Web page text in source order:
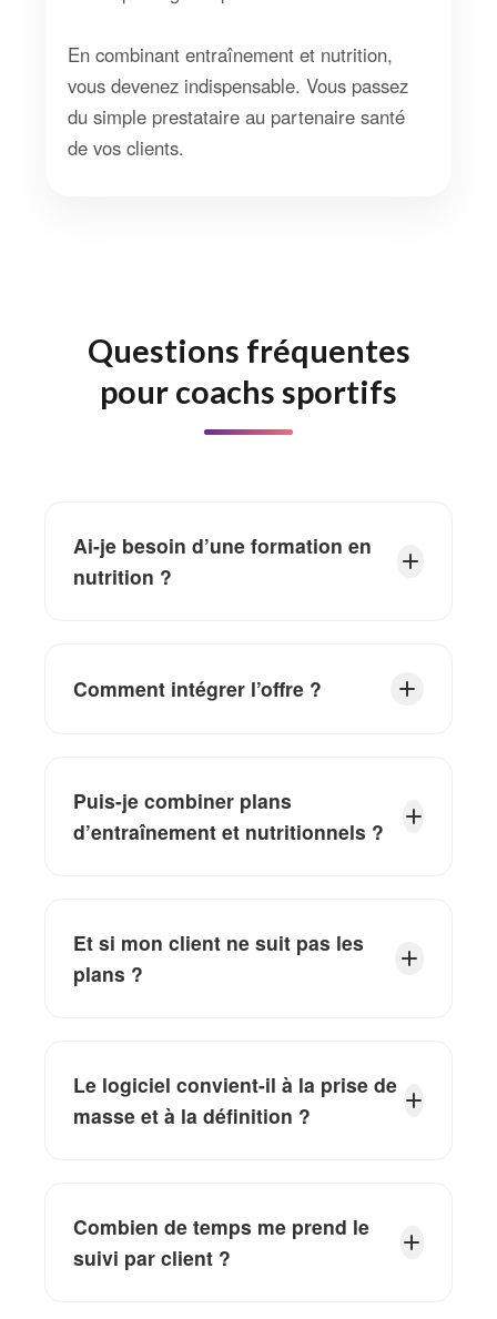
En combinant entraînement et nutrition,
vous devenez indispensable. Vous passez
du simple prestataire au partenaire santé
de vos clients.
Questions fréquentes
pour coachs sportifs
Ai-je besoin d’une formation en
nutrition ?
Comment intégrer l’offre ?
Puis-je combiner plans
d’entraînement et nutritionnels ?
Et si mon client ne suit pas les
plans ?
Le logiciel convient-il à la prise de
masse et à la définition ?
Combien de temps me prend le
suivi par client ?